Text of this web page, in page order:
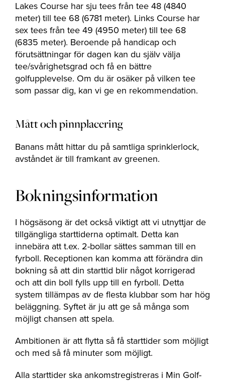
Lakes Course har sju tees från tee 48 (4840
meter) till tee 68 (6781 meter). Links Course har
sex tees från tee 49 (4950 meter) till tee 68
(6835 meter). Beroende på handicap och
förutsättningar för dagen kan du själv välja
tee/svårighetsgrad och få en bättre
golfupplevelse. Om du är osäker på vilken tee
som passar dig, kan vi ge en rekommendation.
Mått och pinnplacering
Banans mått hittar du på samtliga sprinklerlock,
avståndet är till framkant av greenen.
Bokningsinformation
I högsäsong är det också viktigt att vi utnyttjar de
tillgängliga starttiderna optimalt. Detta kan
innebära att t.ex. 2-bollar sättes samman till en
fyrboll. Receptionen kan komma att förändra din
bokning så att din starttid blir något korrigerad
och att din boll fylls upp till en fyrboll. Detta
system tillämpas av de flesta klubbar som har hög
beläggning. Syftet är ju att ge så många som
möjligt chansen att spela.
Ambitionen är att flytta så få starttider som möjligt
och med så få minuter som möjligt.
Alla starttider ska ankomstregistreras i Min Golf-